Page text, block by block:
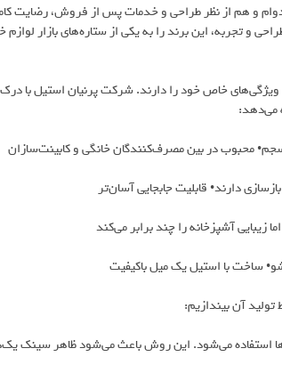
و هم از نظر طراحی و خدمات پس از فروش، رضایت
و تجربه، این برند را به یکی از ستاره‌های بازار لوازم
خاص خود را دارند. شرکت پرنیان استیل با درک
می‌دهد:
محبوب در بین مصرف‌کنندگان خانگی و کابینت‌سازان
دارند• قابلیت جابجایی آسان‌تر
آشپزخانه را چند برابر می‌کند
ساخت با استیل یک میل باکیفیت
آن بیندازیم:
استفاده می‌شود. این روش باعث می‌شود ظاهر سینک